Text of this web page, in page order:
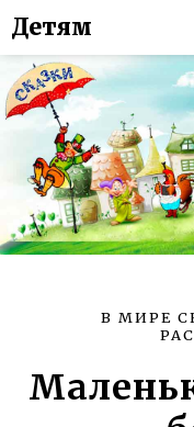
Детям
В МИРЕ